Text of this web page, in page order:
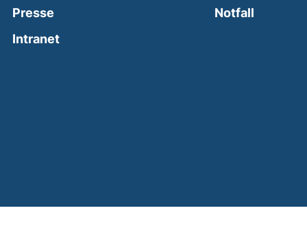
Presse
Intranet(external link, opens in a new window)
Notfall